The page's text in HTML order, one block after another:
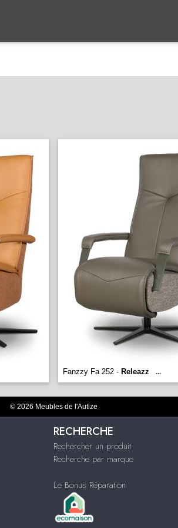
Fanzzy Fa 252 - Releazz ...
© 2026 Meubles de l'Autize
RECHERCHE
Rechercher un produit
Recherche par marque
Le Bonus Réparation